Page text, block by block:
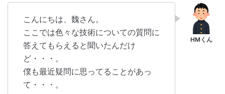
こんにちは、魏さん。
ここでは色々な技術についての質問に
答えてもらえると聞いたんだけ
ど・・・。
僕も最近疑問に思ってることがあっ
て・・・。